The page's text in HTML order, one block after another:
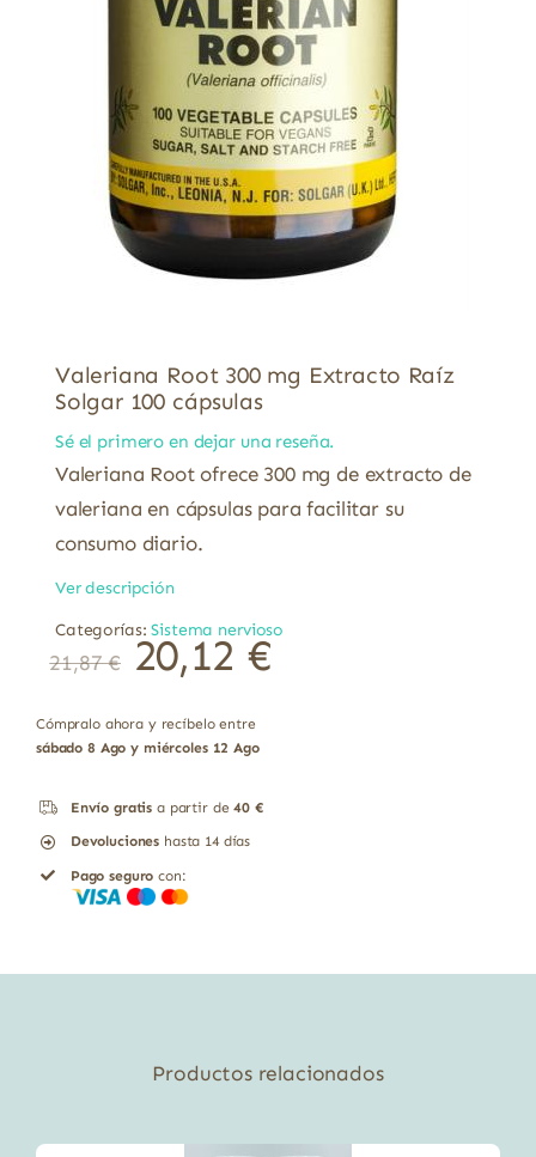
Valeriana Root 300 mg Extracto Raíz
Solgar 100 cápsulas
Sé el primero en dejar una reseña.
Valeriana Root ofrece 300 mg de extracto de
valeriana en cápsulas para facilitar su
consumo diario.
Ver descripción
Categorías:Sistema nervioso
21,87€ El
precio
era:
21,87 €.
20,12 €El
Cómpralo ahora y recíbelo entre
sábado 8 Ago y miércoles 12 Ago
Envío gratis a partir de40 €
Devoluciones hasta 14 días
Pago seguro con:
Productos relacionados